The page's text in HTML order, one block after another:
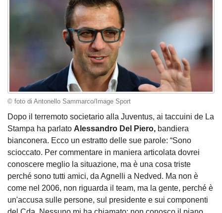
© foto di Antonello Sammarco/Image Sport
Dopo il terremoto societario alla Juventus, ai taccuini de La
Stampa ha parlato Alessandro Del Piero, bandiera
bianconera. Ecco un estratto delle sue parole: “Sono
scioccato. Per commentare in maniera articolata dovrei
conoscere meglio la situazione, ma è una cosa triste
perché sono tutti amici, da Agnelli a Nedved. Ma non è
come nel 2006, non riguarda il team, ma la gente, perché è
un'accusa sulle persone, sul presidente e sui componenti